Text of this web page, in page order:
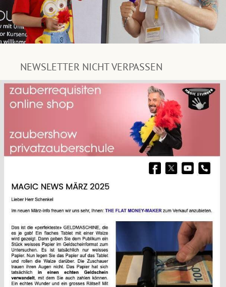
NEWSLETTER NICHT VERPASSEN